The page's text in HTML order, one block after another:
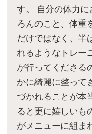
す。 自分の体力
ろんのこと、体重
だけではなく、半
れるようなトレー
が行ってくださる
かに綺麗に整って
づかれることが本
ると更に嬉しいも
がメニューに組ま